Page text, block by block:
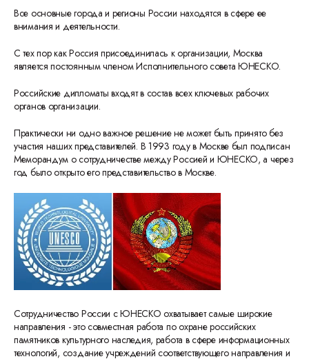
Все основные города и регионы России находятся в сфере ее
внимания и деятельности.
С тех пор как Россия присоединилась к организации, Москва
является постоянным членом Исполнительного совета ЮНЕСКО.
Российские дипломаты входят в состав всех ключевых рабочих
органов организации.
Практически ни одно важное решение не может быть принято без
участия наших представителей. В 1993 году в Москве был подписан
Меморандум о сотрудничестве между Россией и ЮНЕСКО, а через
год было открыто его представительство в Москве.
Сотрудничество России с ЮНЕСКО охватывает самые широкие
направления - это совместная работа по охране российских
памятников культурного наследия, работа в сфере информационных
технологий, создание учреждений соответствующего направления и